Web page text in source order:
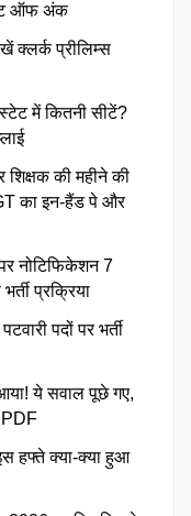
ऑफ अंक
क्लर्क प्रीलिम्स
में कितनी सीटें?
की महीने की
का इन-हैंड पे और
नोटिफिकेशन 7
प्रक्रिया
पदों पर भर्ती
ये सवाल पूछे गए,
हफ्ते क्या-क्या हुआ